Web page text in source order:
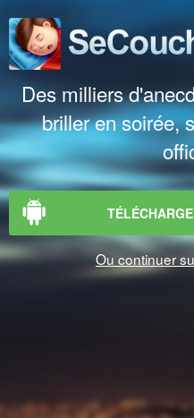
Des milliers
briller en soirée,
Ou continuer